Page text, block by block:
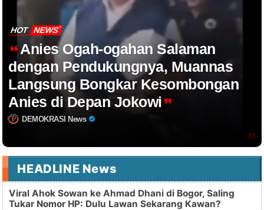
HOT NEWS
Anies Ogah-ogahan Salaman
dengan Pendukungnya, Muannas
Langsung Bongkar Kesombongan
Anies di Depan Jokowi
DEMOKRASI News
HEADLINE News
Viral Ahok Sowan ke Ahmad Dhani di Bogor, Saling
Tukar Nomor HP: Dulu Lawan Sekarang Kawan?